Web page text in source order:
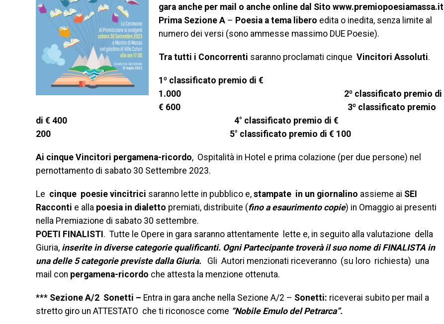
gara anche per mail o anche online dal Sito www.premiopoesiamassa.it
Prima Sezione A – Poesia a tema libero edita o inedita, senza limite al
numero dei versi (sono ammesse massimo DUE Poesie).
Tra tutti i Concorrenti saranno proclamati cinque Vincitori Assoluti.
1º classificato premio di €
1.000 2º classificato premio di
€ 600 3º classificato premio
di € 400 4° classificato premio di €
200 5° classificato premio di € 100
Ai cinque Vincitori pergamena-ricordo, Ospitalità in Hotel e prima colazione (per due persone) nel
pernottamento di sabato 30 Settembre 2023.
Le cinque poesie vincitrici saranno lette in pubblico e, stampate in un giornalino assieme ai SEI
Racconti e alla poesia in dialetto premiati, distribuite (fino a esaurimento copie) in Omaggio ai presenti
nella Premiazione di sabato 30 settembre.
POETI FINALISTI . Tutte le Opere in gara saranno attentamente lette e, in seguito alla valutazione della
Giuria, inserite in diverse categorie qualificanti. Ogni Partecipante troverà il suo nome di FINALISTA in
una delle 5 categorie previste dalla Giuria.
Gli Autori menzionati riceveranno (su loro richiesta) una
mail con pergamena-ricordo che attesta la menzione ottenuta.
*** Sezione A/2 Sonetti – Entra in gara anche nella Sezione A/2 – Sonetti: riceverai subito per mail a
stretto giro un ATTESTATO che ti riconosce come “Nobile Emulo del Petrarca”.